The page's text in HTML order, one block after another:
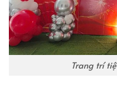
Trang trí